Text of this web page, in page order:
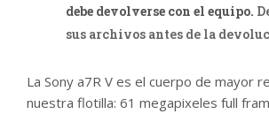
debe devolverse con el equipo.
sus archivos antes de la
La Sony a7R V es el cuerpo de mayor
nuestra flotilla: 61 megapixeles full